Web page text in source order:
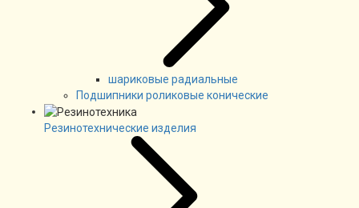
шариковые радиальные
Подшипники роликовые конические
Резинотехнические изделия